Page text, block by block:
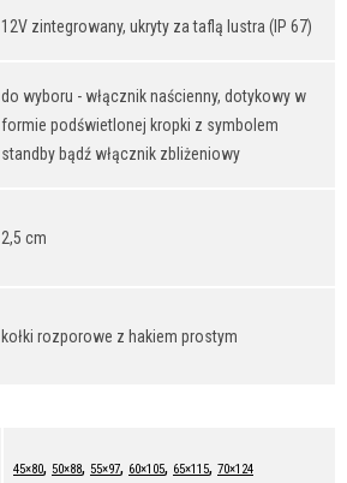
12V zintegrowany, ukryty za taflą lustra (IP 67)
do wyboru - włącznik naścienny, dotykowy w
formie podświetlonej kropki z symbolem
standby bądź włącznik zbliżeniowy
2,5 cm
kołki rozporowe z hakiem prostym
45×80, 50×88, 55×97, 60×105, 65×115, 70×124